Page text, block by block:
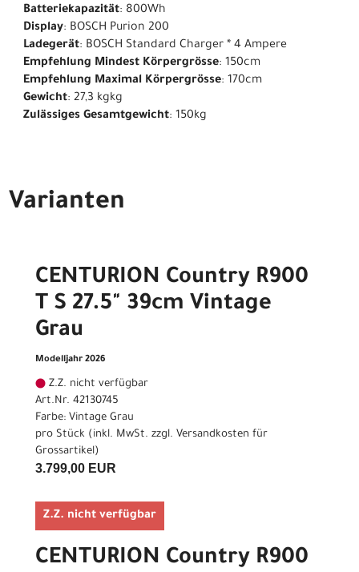
Batteriekapazität: 800Wh
Display: BOSCH Purion 200
Ladegerät: BOSCH Standard Charger * 4 Ampere
Empfehlung Mindest Körpergrösse: 150cm
Empfehlung Maximal Körpergrösse: 170cm
Gewicht: 27,3 kgkg
Zulässiges Gesamtgewicht: 150kg
Varianten
CENTURION Country R900
T S 27.5" 39cm Vintage
Grau
Modelljahr 2026
Z.Z. nicht verfügbar
Art.Nr. 42130745
Farbe: Vintage Grau
pro Stück (inkl. MwSt. zzgl. Versandkosten für
Grossartikel)
3.799,00 EUR
Z.Z. nicht verfügbar
CENTURION Country R900